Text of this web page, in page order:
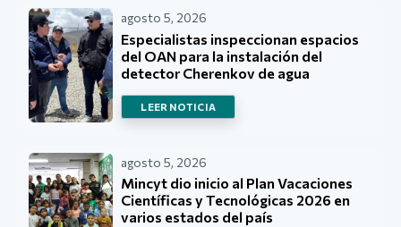
agosto 5, 2026
Especialistas inspeccionan espacios
del OAN para la instalación del
detector Cherenkov de agua
LEER NOTICIA
agosto 5, 2026
Mincyt dio inicio al Plan Vacaciones
Científicas y Tecnológicas 2026 en
varios estados del país